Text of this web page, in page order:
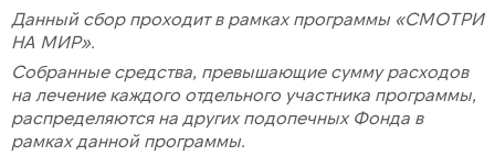
Данный сбор проходит в рамках программы «СМОТРИ
НА МИР».
Собранные средства, превышающие сумму расходов
на лечение каждого отдельного участника программы,
распределяются на других подопечных Фонда в
рамках данной программы.